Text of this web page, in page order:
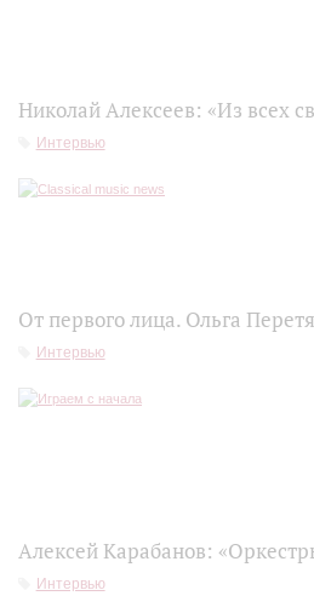
Николай Алексеев: «Из всех
Интервью
От первого лица. Ольга
Интервью
Алексей Карабанов:
Интервью